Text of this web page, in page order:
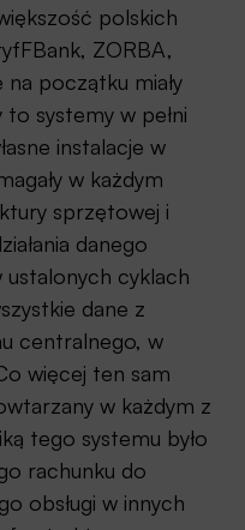
polskich
ZORBA,
początku miały
systemy w pełni
instalacje w
w każdym
sprzętowej i
danego
ustalonych cyklach
dane z
centralnego, w
więcej ten sam
w każdym z
tego systemu było
rachunku do
obsługi w innych